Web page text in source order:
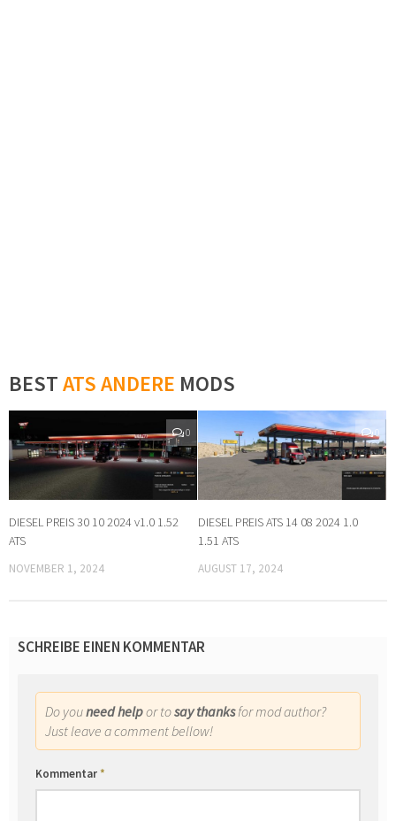
BESTATS ANDERE MODS
0
DIESEL PREIS 30 10 2024 v1.0 1.52
ATS
NOVEMBER 1, 2024
0
DIESEL PREIS ATS 14 08 2024 1.0
1.51 ATS
AUGUST 17, 2024
SCHREIBE EINEN KOMMENTAR
Do youneed helpor tosay thanksfor mod author?
Just leave a comment bellow!
Kommentar*